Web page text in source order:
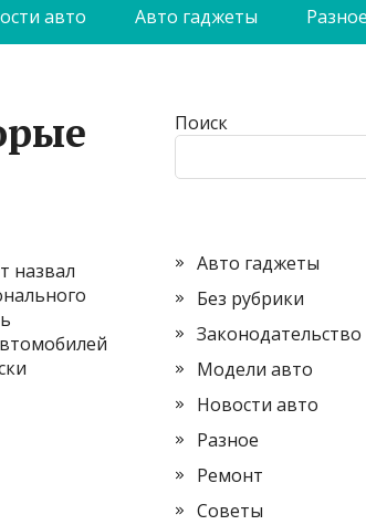
авто Авто гаджеты Разное
назвал
Поиск
Авто гаджеты
Без рубрики
Законодательство
Модели авто
Новости авто
Разное
Ремонт
Советы